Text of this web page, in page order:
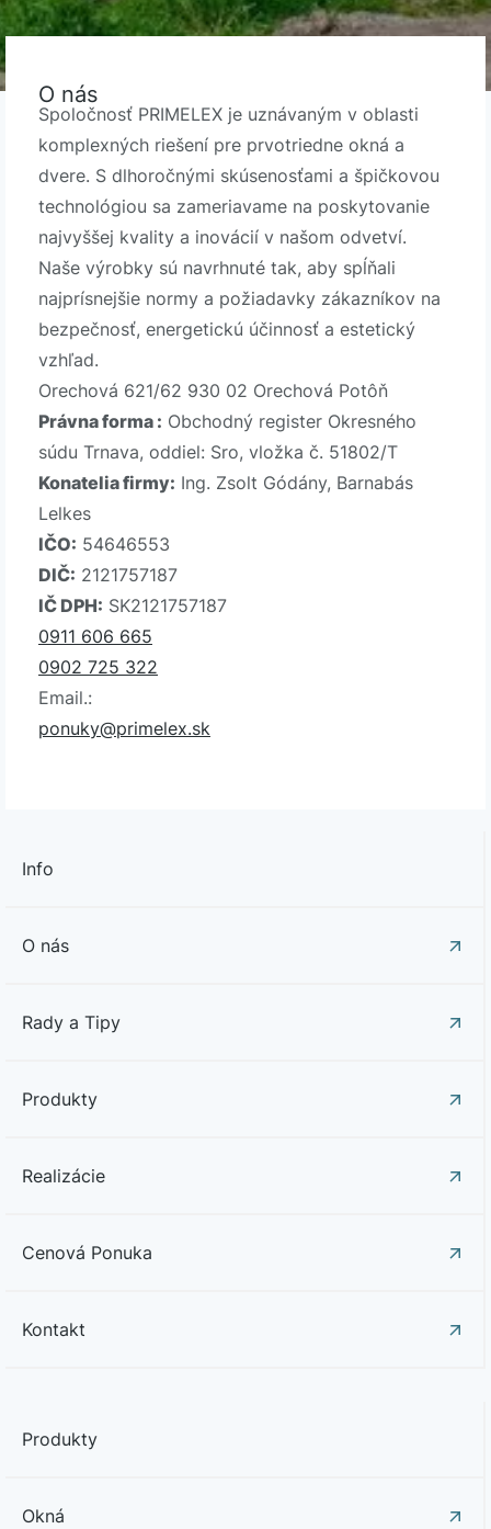
O nás
Spoločnosť PRIMELEX je uznávaným v oblasti
komplexných riešení pre prvotriedne okná a
dvere. S dlhoročnými skúsenosťami a špičkovou
technológiou sa zameriavame na poskytovanie
najvyššej kvality a inovácií v našom odvetví.
Naše výrobky sú navrhnuté tak, aby spĺňali
najprísnejšie normy a požiadavky zákazníkov na
bezpečnosť, energetickú účinnosť a estetický
vzhľad.
Orechová 621/62 930 02 Orechová Potôň
Právna forma : Obchodný register Okresného
súdu Trnava, oddiel: Sro, vložka č. 51802/T
Konatelia firmy: Ing. Zsolt Gódány, Barnabás
Lelkes
IČO: 54646553
DIČ: 2121757187
IČ DPH: SK2121757187
0911 606 665
0902 725 322
Email.:
ponuky@primelex.sk
Info
O nás
Rady a Tipy
Produkty
Realizácie
Cenová Ponuka
Kontakt
Produkty
Okná